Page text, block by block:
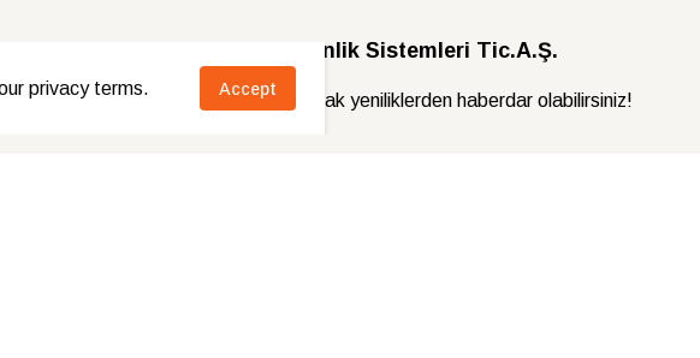
privacy terms. Accept
EVELUX Trafik Güvenlik Sistemleri Tic.A.Ş.
E-posta adresinizi bırakarak yeniliklerden haberdar olabilirsiniz!